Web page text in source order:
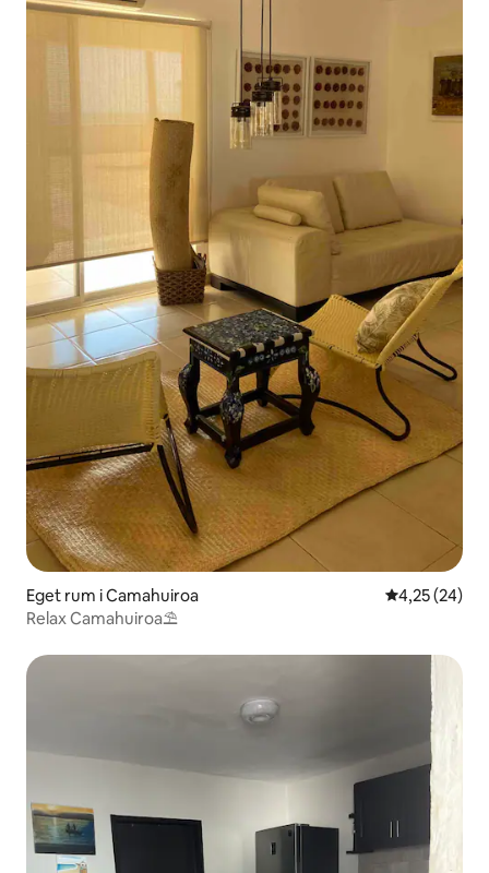
Eget rum i Camahuiroa 4,25 av 5 i
4,25 (24)
Relax Camahuiroa⛱